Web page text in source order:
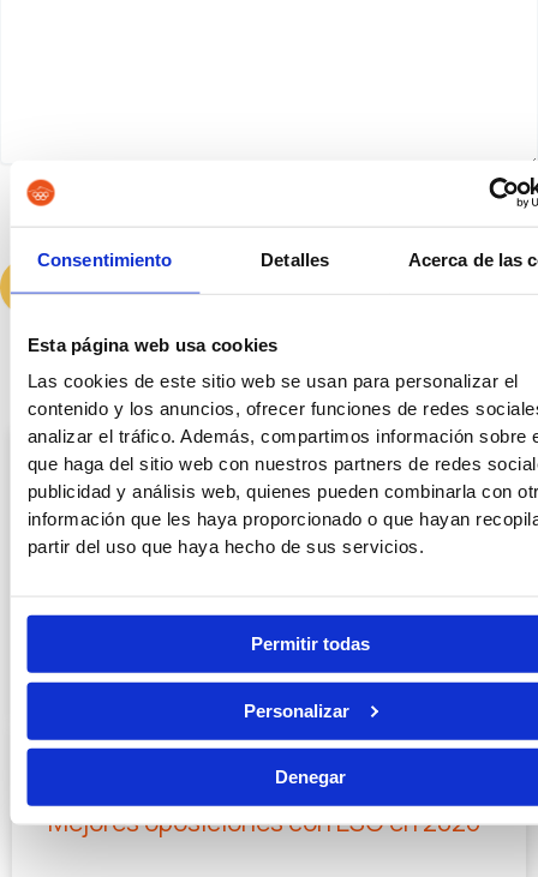
Consentimiento Detalles Acerca de las
Esta página web usa cookies
Las cookies de este sitio web se usan para personalizar el
contenido y los anuncios, ofrecer funciones de redes
analizar el tráfico. Además, compartimos información sobre
que haga del sitio web con nuestros partners de redes
publicidad y análisis web, quienes pueden combinarla con
información que les haya proporcionado o que hayan
partir del uso que haya hecho de sus servicios.
Permitir todas
Personalizar
Denegar
Últimas entradas
Auxilio Judicial, Tramitación o Gestión:
cuál elegir
Mejores oposiciones con ESO en 2026